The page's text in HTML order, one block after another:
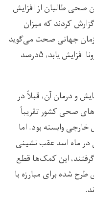
صحی طالبان از افزایش
کردند که میزان
سازمان جهانی صحت می‌گوید
که هر چقدر میزان مثبت نوع جدید کرونا افزایش یابد، ۵درصد
واکسن‌های کووید-۱۹، آزمایش و درمان آن، قبلاً در
صحی کشور تقریباً
وابسته بود. اما
در ماه اسد عقب نشینی
این کمک‌ها قطع
طرح شده برای مبارزه با